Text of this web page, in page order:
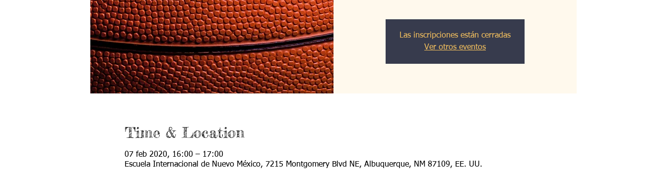
Las inscripciones están cerradas
Ver otros eventos
Time & Location
07 feb 2020, 16:00 – 17:00
Escuela Internacional de Nuevo México, 7215 Montgomery Blvd NE, Albuquerque, NM 87109, EE. UU.